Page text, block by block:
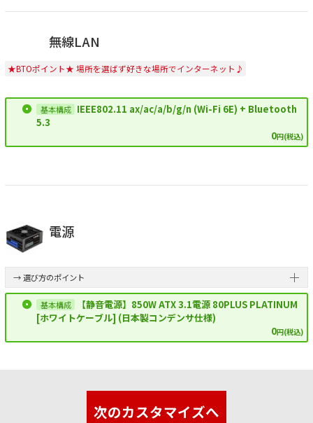
無線LAN
★BTOポイント★ 場所を選ばず好きな場所でインターネット♪
IEEE802.11 ax/ac/a/b/g/n (Wi-Fi 6E) + Bluetooth
5.3
0円(税込)
電源
→ 選び方のポイント
【静音電源】850W ATX 3.1電源 80PLUS PLATINUM
[ホワイトケーブル] (日本製コンデンサ仕様)
0円(税込)
次のカスタマイズへ